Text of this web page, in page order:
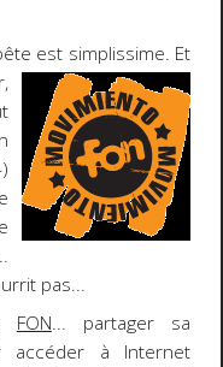
est simplissime. Et
pas...
FON... partager sa
accéder à Internet